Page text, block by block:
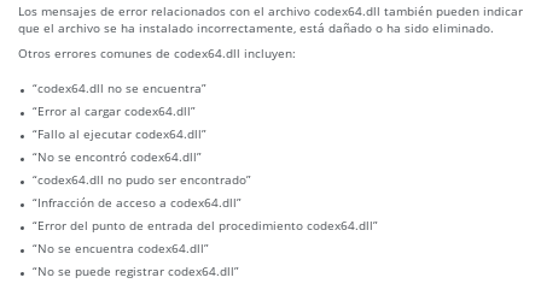
Los mensajes de error relacionados con el archivo codex64.dll también pueden indicar
que el archivo se ha instalado incorrectamente, está dañado o ha sido eliminado.
Otros errores comunes de codex64.dll incluyen:
“codex64.dll no se encuentra”
“Error al cargar codex64.dll”
“Fallo al ejecutar codex64.dll”
“No se encontró codex64.dll”
“codex64.dll no pudo ser encontrado”
“Infracción de acceso a codex64.dll”
“Error del punto de entrada del procedimiento codex64.dll”
“No se encuentra codex64.dll”
“No se puede registrar codex64.dll”